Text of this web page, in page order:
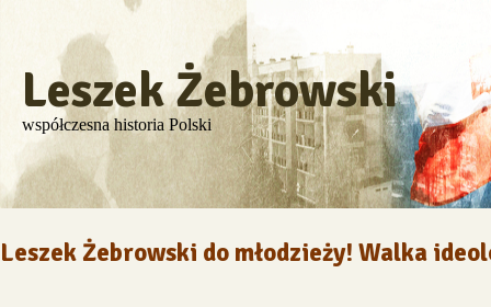
Leszek Żebrowski
współczesna historia Polski
Leszek Żebrowski do młodzieży! Walka